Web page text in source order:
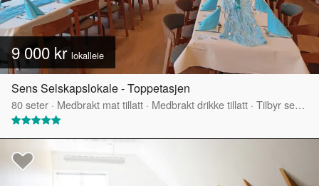
9 000 kr lokalleie
Sens Selskapslokale - Toppetasjen
80seter · Medbrakt mat tillatt · Medbrakt drikke tillatt · Tilbyr servering